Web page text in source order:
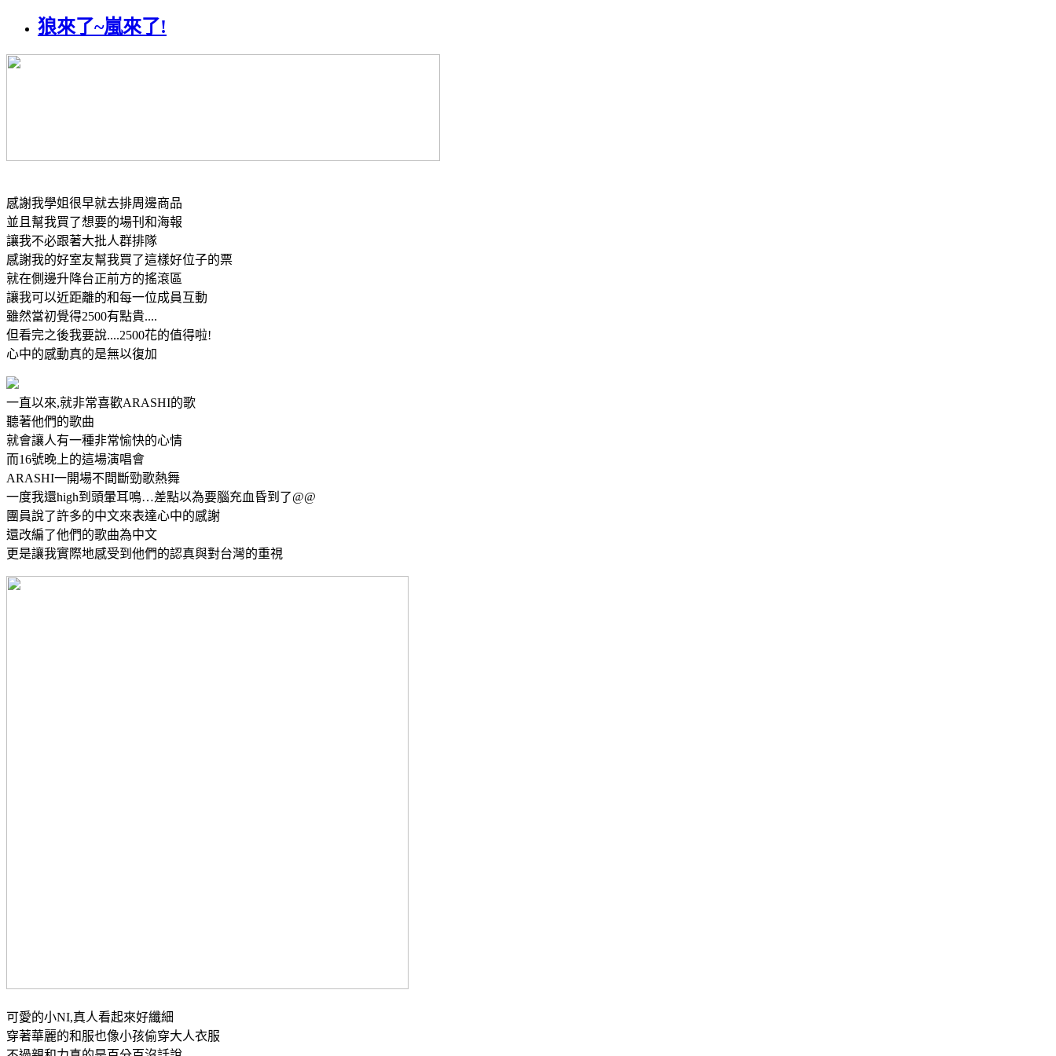
狼來了~嵐來了!
感謝我學姐很早就去排周邊商品
並且幫我買了想要的場刊和海報
讓我不必跟著大批人群排隊
感謝我的好室友幫我買了這樣好位子的票
就在側邊升降台正前方的搖滾區
讓我可以近距離的和每一位成員互動
雖然當初覺得2500有點貴....
但看完之後我要說....2500花的值得啦!
心中的感動真的是無以復加
一直以來,就非常喜歡ARASHI的歌
聽著他們的歌曲
就會讓人有一種非常愉快的心情
而16號晚上的這場演唱會
ARASHI一開場不間斷勁歌熱舞
一度我還high到頭暈耳鳴…差點以為要腦充血昏到了@@
團員說了許多的中文來表達心中的感謝
還改編了他們的歌曲為中文
更是讓我實際地感受到他們的認真與對台灣的重視
可愛的小NI,真人看起來好纖細
穿著華麗的和服也像小孩偷穿大人衣服